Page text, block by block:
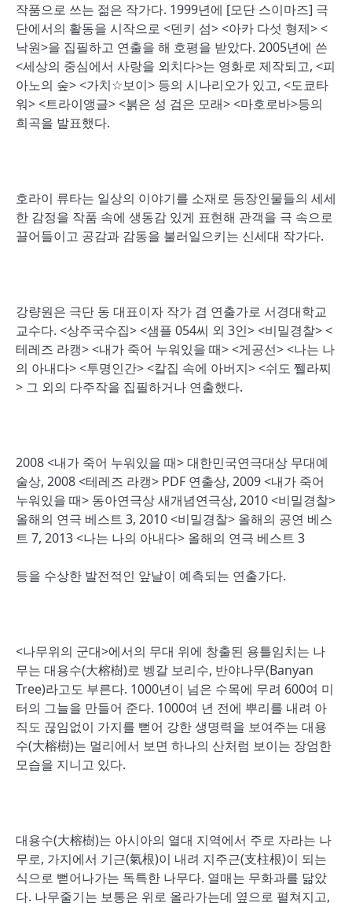
작품으로 쓰는 젊은 작가다. 1999년에 [모단 스이마즈] 극
단에서의 활동을 시작으로 <덴키 섬> <아카 다섯 형제> <
낙원>을 집필하고 연출을 해 호평을 받았다. 2005년에 쓴
<세상의 중심에서 사랑을 외치다>는 영화로 제작되고, <피
아노의 숲> <가치☆보이> 등의 시나리오가 있고, <도쿄타
워> <트라이앵글> <붉은 성 검은 모래> <마호로바>등의
희곡을 발표했다.
호라이 류타는 일상의 이야기를 소재로 등장인물들의 세세
한 감정을 작품 속에 생동감 있게 표현해 관객을 극 속으로
끌어들이고 공감과 감동을 불러일으키는 신세대 작가다.
강량원은 극단 동 대표이자 작가 겸 연출가로 서경대학교
교수다. <상주국수집> <샘플 054씨 외 3인> <비밀경찰> <
테레즈 라캥> <내가 죽어 누워있을 때> <게공선> <나는 나
의 아내다> <투명인간> <칼집 속에 아버지> <쉬도 쩰라찌
> 그 외의 다주작을 집필하거나 연출했다.
2008 <내가 죽어 누워있을 때> 대한민국연극대상 무대예
술상, 2008 <테레즈 라캥> PDF 연출상, 2009 <내가 죽어
누워있을 때> 동아연극상 새개념연극상, 2010 <비밀경찰>
올해의 연극 베스트 3, 2010 <비밀경찰> 올해의 공연 베스
트 7, 2013 <나는 나의 아내다> 올해의 연극 베스트 3
등을 수상한 발전적인 앞날이 예측되는 연출가다.
<나무위의 군대>에서의 무대 위에 창출된 용틀임치는 나
무는 대용수(大榕樹)로 벵갈 보리수, 반야나무(Banyan
Tree)라고도 부른다. 1000년이 넘은 수목에 무려 600여 미
터의 그늘을 만들어 준다. 1000여 년 전에 뿌리를 내려 아
직도 끊임없이 가지를 뻗어 강한 생명력을 보여주는 대용
수(大榕樹)는 멀리에서 보면 하나의 산처럼 보이는 장엄한
모습을 지니고 있다.
대용수(大榕樹)는 아시아의 열대 지역에서 주로 자라는 나
무로, 가지에서 기근(氣根)이 내려 지주근(支柱根)이 되는
식으로 뻗어나가는 독특한 나무다. 열매는 무화과를 닮았
다. 나무줄기는 보통은 위로 올라가는데 옆으로 펼쳐지고,